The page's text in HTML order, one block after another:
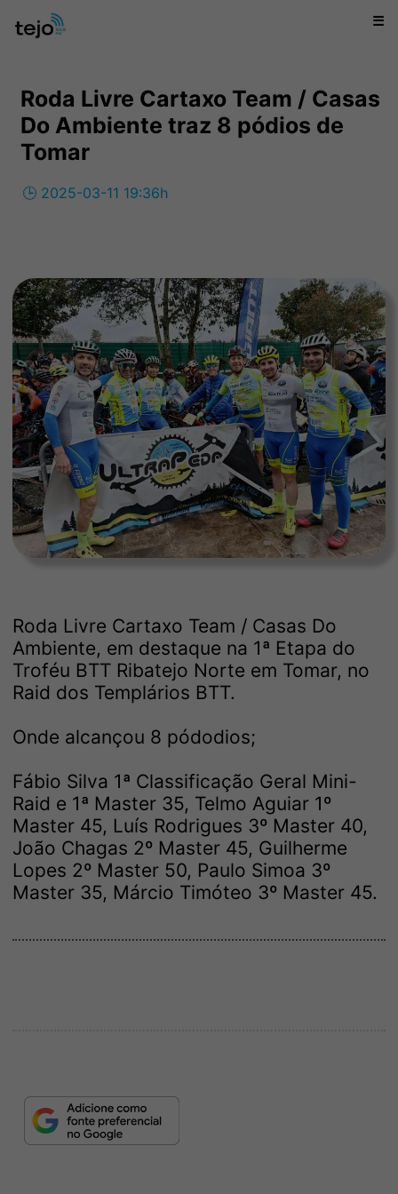
☰
Roda Livre Cartaxo Team / Casas
Do Ambiente traz 8 pódios de
Tomar
🕒 2025-03-11 19:36h
Roda Livre Cartaxo Team / Casas Do
Ambiente, em destaque na 1ª Etapa do
Troféu BTT Ribatejo Norte em Tomar, no
Raid dos Templários BTT.
Onde alcançou 8 pódodios;
Fábio Silva 1ª Classificação Geral Mini-
Raid e 1ª Master 35, Telmo Aguiar 1º
Master 45, Luís Rodrigues 3º Master 40,
João Chagas 2º Master 45, Guilherme
Lopes 2º Master 50, Paulo Simoa 3º
Master 35, Márcio Timóteo 3º Master 45.